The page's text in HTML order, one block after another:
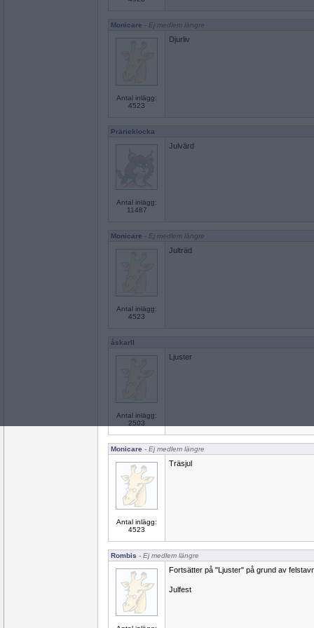
Monicare - Ej medlem längre
Antal inlägg:
4523
Djurliv
Prärieklocka
Antal inlägg:
11487
Julvärd
Monicare - Ej medlem längre
Antal inlägg:
4523
Julträd
åskarll
Antal inlägg:
2503
Ljuster
Monicare - Ej medlem längre
Antal inlägg:
4523
Träsjul
Rombis - Ej medlem längre
Fortsätter på "Ljuster" på grund av
Julfest